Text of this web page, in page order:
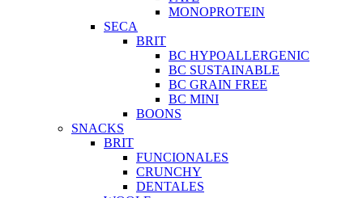
MONOPROTEIN
SECA
BRIT
BC HYPOALLERGENIC
BC SUSTAINABLE
BC GRAIN FREE
BC MINI
BOONS
SNACKS
BRIT
FUNCIONALES
CRUNCHY
DENTALES